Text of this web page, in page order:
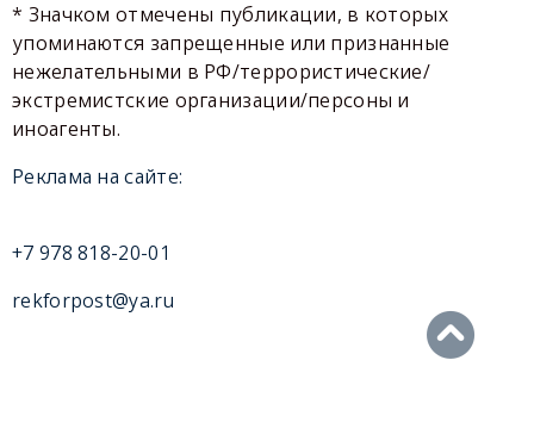
* Значком отмечены публикации, в которых
упоминаются запрещенные или признанные
нежелательными в РФ/террористические/
экстремистские организации/персоны и
иноагенты.
Реклама на сайте:
+7 978 818-20-01
rekforpost@ya.ru